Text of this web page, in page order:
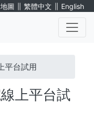
圖 ∥ 繁體中文 ∥ English
平台試用
上平台試